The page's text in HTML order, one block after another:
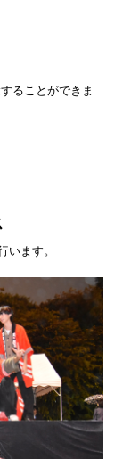
ることができま
います。